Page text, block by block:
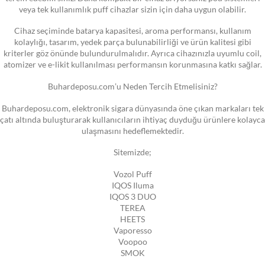
veya tek kullanımlık puff cihazlar sizin için daha uygun olabilir.
Cihaz seçiminde batarya kapasitesi, aroma performansı, kullanım
kolaylığı, tasarım, yedek parça bulunabilirliği ve ürün kalitesi gibi
kriterler göz önünde bulundurulmalıdır. Ayrıca cihazınızla uyumlu coil,
atomizer ve e-likit kullanılması performansın korunmasına katkı sağlar.
Buhardeposu.com’u Neden Tercih Etmelisiniz?
Buhardeposu.com, elektronik sigara dünyasında öne çıkan markaları tek
çatı altında buluşturarak kullanıcıların ihtiyaç duyduğu ürünlere kolayca
ulaşmasını hedeflemektedir.
Sitemizde;
Vozol Puff
IQOS Iluma
IQOS 3 DUO
TEREA
HEETS
Vaporesso
Voopoo
SMOK